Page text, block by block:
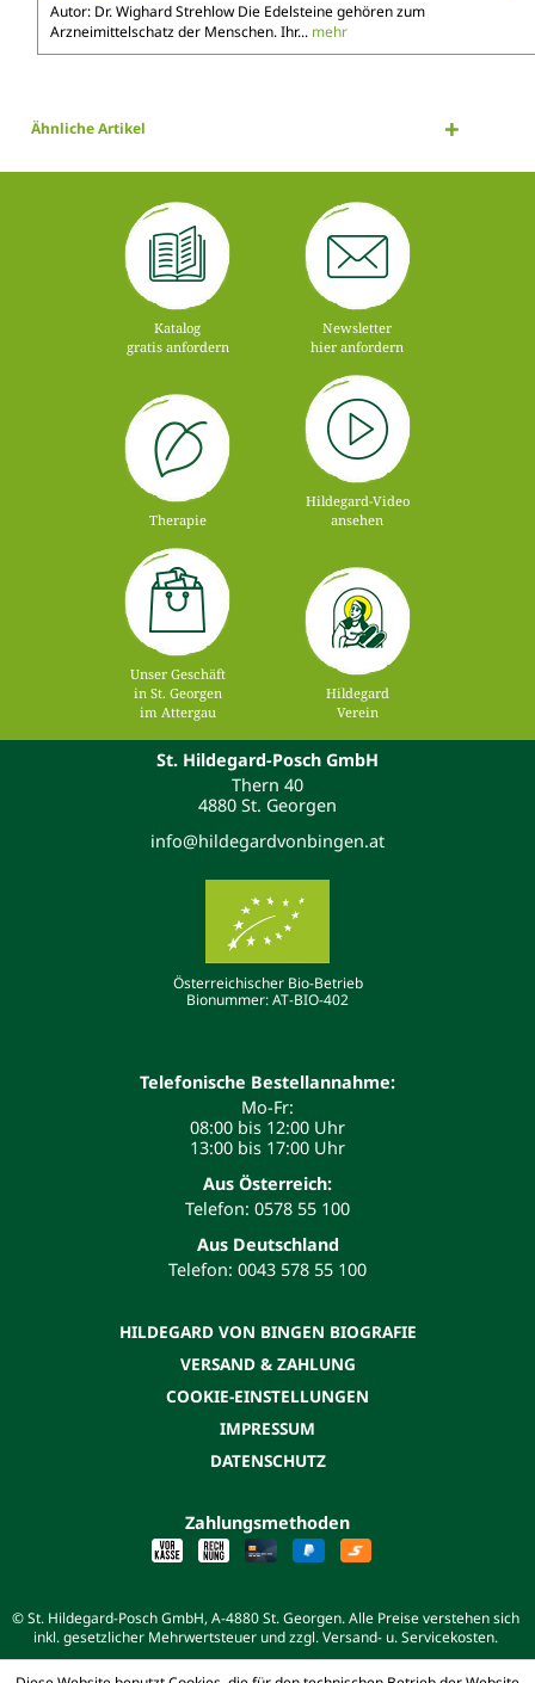
Autor: Dr. Wighard Strehlow Die Edelsteine gehören zum
Arzneimittelschatz der Menschen. Ihr... mehr
Ähnliche Artikel
Katalog
gratis anfordern
Newsletter
hier anfordern
Therapie
Hildegard-Video
ansehen
Unser Geschäft
in St. Georgen
im Attergau
Hildegard
Verein
St. Hildegard-Posch GmbH
Thern 40
4880 St. Georgen
info@hildegardvonbingen.at
Österreichischer Bio-Betrieb
Bionummer: AT-BIO-402
Telefonische Bestellannahme:
Mo-Fr:
08:00 bis 12:00 Uhr
13:00 bis 17:00 Uhr
Aus Österreich:
Telefon: 0578 55 100
Aus Deutschland
Telefon: 0043 578 55 100
HILDEGARD VON BINGEN BIOGRAFIE
VERSAND & ZAHLUNG
COOKIE-EINSTELLUNGEN
IMPRESSUM
DATENSCHUTZ
Zahlungsmethoden
© St. Hildegard-Posch GmbH, A-4880 St. Georgen. Alle Preise verstehen sich
inkl. gesetzlicher Mehrwertsteuer und zzgl. Versand- u. Servicekosten.